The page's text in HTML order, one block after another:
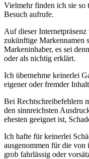
Vielmehr finden ich sie so
Besuch aufrufe.
Auf dieser
zukünftige Markennamen
Markeninhaber, es sei
oder als nichtig erklärt.
Ich übernehme keinerlei
eigener oder fremder
Bei Rechtschreibefehlern
den sinnreichsten
ehesten geeignet ist,
Ich hafte für keinerlei
ausgenommen für die
grob fahrlässig oder